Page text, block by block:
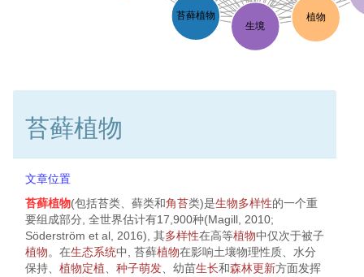
苔藓植物 植物
生境
苔藓植物
文章位置
苔藓植物(包括苔类、藓类和角苔类)是生物多样性的一个重
要组成部分, 全世界估计有17,900种(Magill, 2010;
Söderström et al, 2016), 其多样性在高等植物中仅次于被子
植物。在生态系统中, 苔藓植物在影响土壤物理性质、水分
保持、 植物定植 种子萌发 、幼苗生长和森林更新方面发挥